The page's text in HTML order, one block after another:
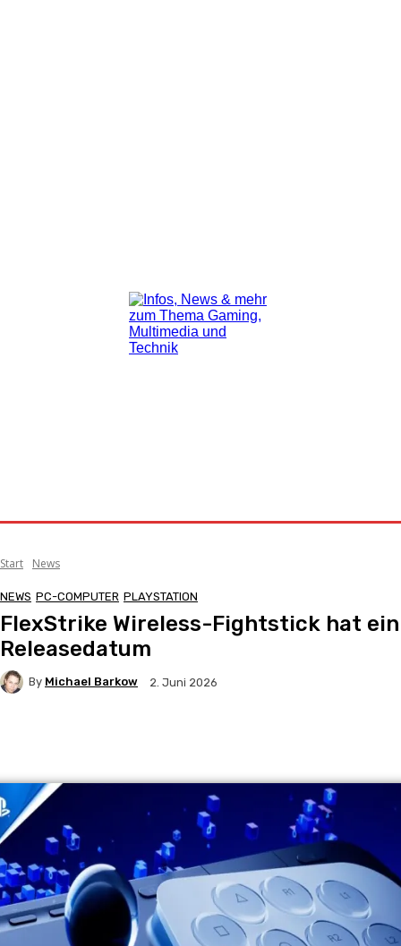
Start News
NEWS PC-COMPUTER PLAYSTATION
FlexStrike Wireless-Fightstick hat ein
Releasedatum
By Michael Barkow 2. Juni 2026